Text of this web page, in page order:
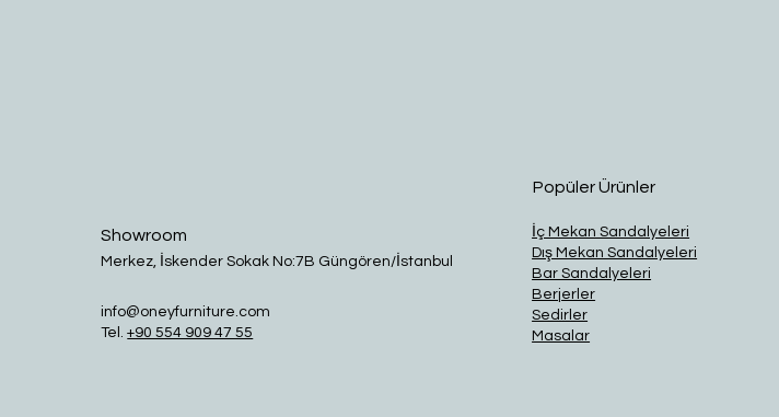
Showroom
Merkez, İskender Sokak No:7B Güngören/İstanbul
info@oneyfurniture.com
Tel.+90 554 909 47 55
Popüler Ürünler
İç Mekan Sandalyeleri
Dış Mekan Sandalyeleri
Bar Sandalyeleri
Berjerler
Sedirler
Masalar